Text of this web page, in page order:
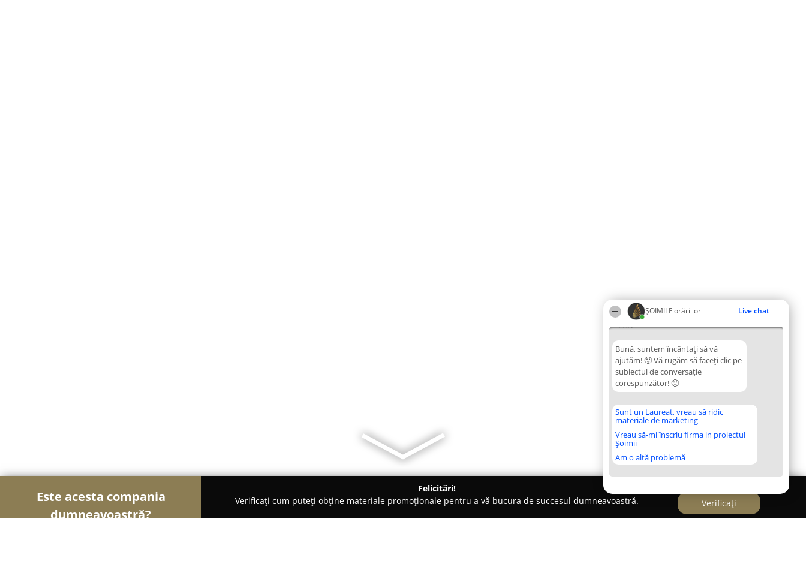
ȘOIMII Florăriilor Live chat
21:22
Bună, suntem încântați să vă
ajutăm! 🙂 Vă rugăm să faceți clic pe
subiectul de conversație
corespunzător! 🙂
Sunt un Laureat, vreau să ridic
materiale de marketing
Vreau să-mi înscriu firma in proiectul
Șoimii
Am o altă problemă
Este acesta compania
dumneavoastră?
Felicitări!
Verificați cum puteți obține materiale promoționale pentru a vă bucura de succesul dumneavoastră.
Verificați